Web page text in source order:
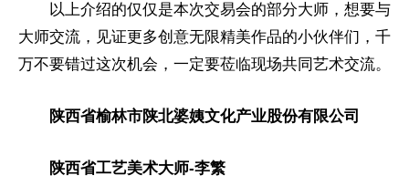
以上介绍的仅仅是本次交易会的部分大师，想要与
大师交流，见证更多创意无限精美作品的小伙伴们，千
万不要错过这次机会，一定要莅临现场共同艺术交流。
陕西省榆林市陕北婆姨文化产业股份有限公司
陕西省工艺美术大师-李繁